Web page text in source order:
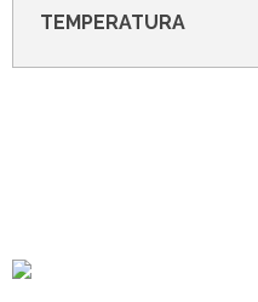
TEMPERATURA